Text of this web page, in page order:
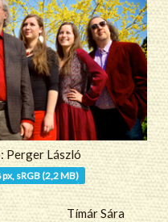
Perger László
sRGB (2,2 MB)
Tímár Sára